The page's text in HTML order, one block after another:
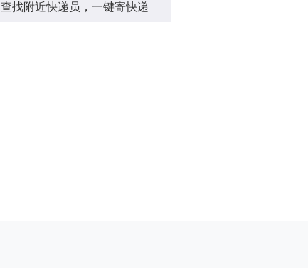
查找附近快递员，一键寄快递